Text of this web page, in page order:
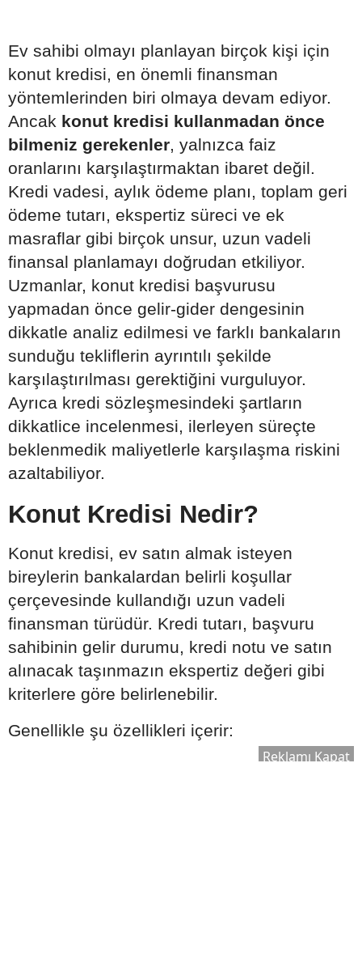
Ev sahibi olmayı planlayan birçok kişi için
konut kredisi, en önemli finansman
yöntemlerinden biri olmaya devam ediyor.
Ancak konut kredisi kullanmadan önce
bilmeniz gerekenler, yalnızca faiz
oranlarını karşılaştırmaktan ibaret değil.
Kredi vadesi, aylık ödeme planı, toplam geri
ödeme tutarı, ekspertiz süreci ve ek
masraflar gibi birçok unsur, uzun vadeli
finansal planlamayı doğrudan etkiliyor.
Uzmanlar, konut kredisi başvurusu
yapmadan önce gelir-gider dengesinin
dikkatle analiz edilmesi ve farklı bankaların
sunduğu tekliflerin ayrıntılı şekilde
karşılaştırılması gerektiğini vurguluyor.
Ayrıca kredi sözleşmesindeki şartların
dikkatlice incelenmesi, ilerleyen süreçte
beklenmedik maliyetlerle karşılaşma riskini
azaltabiliyor.
Konut Kredisi Nedir?
Konut kredisi, ev satın almak isteyen
bireylerin bankalardan belirli koşullar
çerçevesinde kullandığı uzun vadeli
finansman türüdür. Kredi tutarı, başvuru
sahibinin gelir durumu, kredi notu ve satın
alınacak taşınmazın ekspertiz değeri gibi
kriterlere göre belirlenebilir.
Genellikle şu özellikleri içerir:
Reklamı Kapat